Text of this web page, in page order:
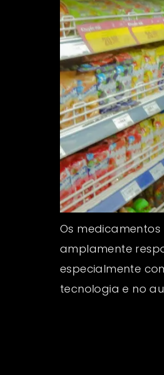
Os
amplamente
especialmente
tecnologia e no